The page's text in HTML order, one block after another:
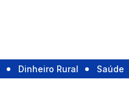
Dinheiro Rural Saúde